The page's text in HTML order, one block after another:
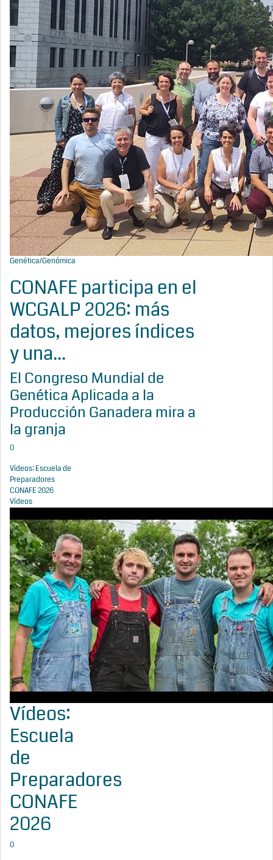
Genética/Genómica
CONAFE participa en el
WCGALP 2026: más
datos, mejores índices
y una...
El Congreso Mundial de
Genética Aplicada a la
Producción Ganadera mira a
la granja
0
Vídeos: Escuela de
Preparadores
CONAFE 2026
Vídeos
Vídeos:
Escuela
de
Preparadores
CONAFE
2026
0